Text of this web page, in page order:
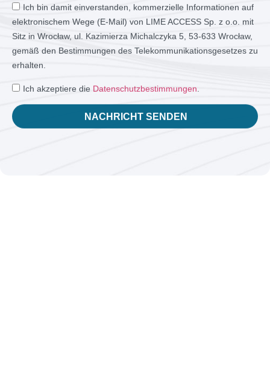
Ich bin damit einverstanden, kommerzielle Informationen auf
elektronischem Wege (E-Mail) von LIME ACCESS Sp. z o.o. mit
Sitz in Wrocław, ul. Kazimierza Michalczyka 5, 53-633 Wrocław,
gemäß den Bestimmungen des Telekommunikationsgesetzes zu
erhalten.
Ich akzeptiere die Datenschutzbestimmungen
NACHRICHT SENDEN